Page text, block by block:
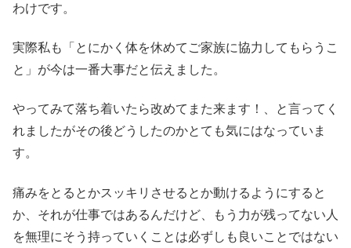
わけです。
実際私も「とにかく体を休めてご家族に協力してもらうこ
と」が今は一番大事だと伝えました。
やってみて落ち着いたら改めてまた来ます！、と言ってく
れましたがその後どうしたのかとても気にはなっていま
す。
痛みをとるとかスッキリさせるとか動けるようにすると
か、それが仕事ではあるんだけど、もう力が残ってない人
を無理にそう持っていくことは必ずしも良いことではない